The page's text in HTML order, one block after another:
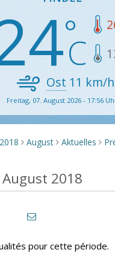
Ost 11 km/h
Freitag, 07. August 2026 - 17:56
2018 > August > Aktuelles >
2018
pour cette période.